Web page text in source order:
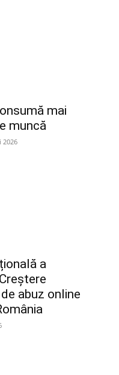
mai
muncă
2026
a
abuz online